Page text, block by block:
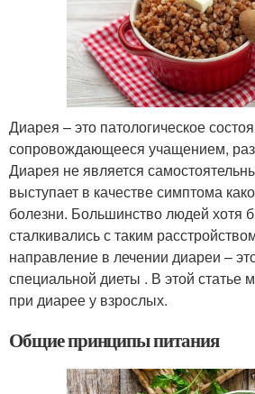
Диарея – это патологическое
сопровождающееся учащением,
Диарея не является
выступает в качестве симптома
болезни. Большинство людей хотя
сталкивались с таким
направление в лечении диареи –
специальной диеты . В этой
при диарее у взрослых.
Общие принципы питания